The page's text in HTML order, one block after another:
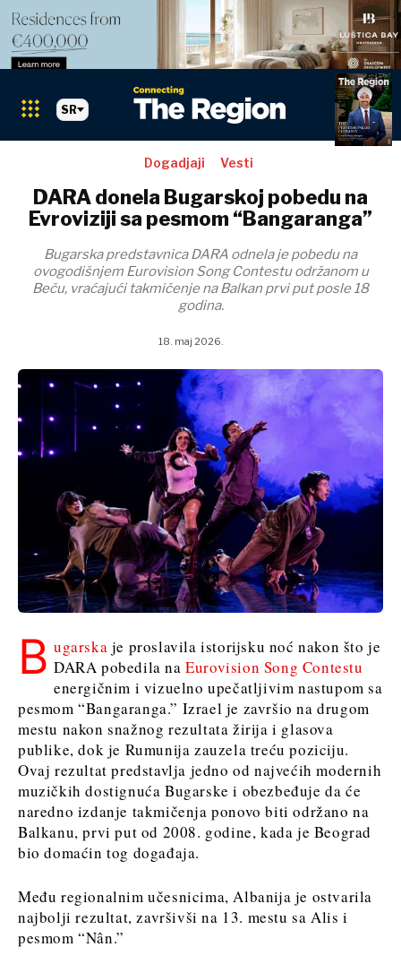
SR
Dogadjaji Vesti
DARA donela Bugarskoj pobedu na
Evroviziji sa pesmom “Bangaranga”
Bugarska predstavnica DARA odnela je pobedu na
ovogodišnjem Eurovision Song Contestu održanom u
Beču, vraćajući takmičenje na Balkan prvi put posle 18
godina.
18. maj 2026.
B ugarska je proslavila istorijsku noć nakon što je
DARA pobedila na Eurovision Song Contestu
energičnim i vizuelno upečatljivim nastupom sa
pesmom “Bangaranga.” Izrael je završio na drugom
mestu nakon snažnog rezultata žirija i glasova
publike, dok je Rumunija zauzela treću poziciju.
Ovaj rezultat predstavlja jedno od najvećih modernih
muzičkih dostignuća Bugarske i obezbeđuje da će
naredno izdanje takmičenja ponovo biti održano na
Balkanu, prvi put od 2008. godine, kada je Beograd
bio domaćin tog događaja.
Među regionalnim učesnicima, Albanija je ostvarila
najbolji rezultat, završivši na 13. mestu sa Alis i
pesmom “Nân.”